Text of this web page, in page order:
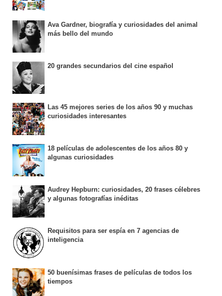
Ava Gardner, biografía y curiosidades del animal
más bello del mundo
20 grandes secundarios del cine español
Las 45 mejores series de los años 90 y muchas
curiosidades interesantes
18 películas de adolescentes de los años 80 y
algunas curiosidades
Audrey Hepburn: curiosidades, 20 frases célebres
y algunas fotografías inéditas
Requisitos para ser espía en 7 agencias de
inteligencia
50 buenísimas frases de películas de todos los
tiempos